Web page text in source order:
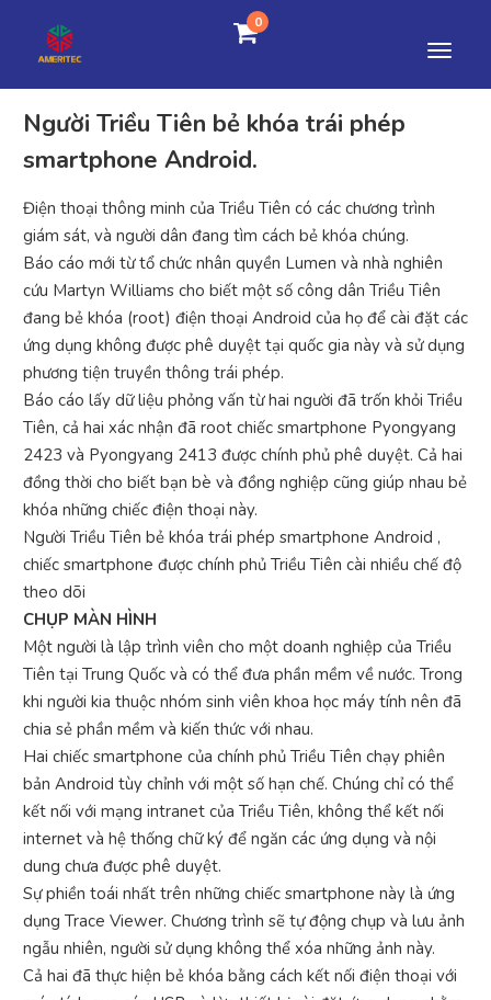
0
Người Triều Tiên bẻ khóa trái phép
smartphone Android.
Điện thoại thông minh của Triều Tiên có các chương trình
giám sát, và người dân đang tìm cách bẻ khóa chúng.
Báo cáo mới từ tổ chức nhân quyền Lumen và nhà nghiên
cứu Martyn Williams cho biết một số công dân Triều Tiên
đang bẻ khóa (root) điện thoại Android của họ để cài đặt các
ứng dụng không được phê duyệt tại quốc gia này và sử dụng
phương tiện truyền thông trái phép.
Báo cáo lấy dữ liệu phỏng vấn từ hai người đã trốn khỏi Triều
Tiên, cả hai xác nhận đã root chiếc smartphone Pyongyang
2423 và Pyongyang 2413 được chính phủ phê duyệt. Cả hai
đồng thời cho biết bạn bè và đồng nghiệp cũng giúp nhau bẻ
khóa những chiếc điện thoại này.
Người Triều Tiên bẻ khóa trái phép smartphone Android ,
chiếc smartphone được chính phủ Triều Tiên cài nhiều chế độ
theo dõi
CHỤP MÀN HÌNH
Một người là lập trình viên cho một doanh nghiệp của Triều
Tiên tại Trung Quốc và có thể đưa phần mềm về nước. Trong
khi người kia thuộc nhóm sinh viên khoa học máy tính nên đã
chia sẻ phần mềm và kiến ​​thức với nhau.
Hai chiếc smartphone của chính phủ Triều Tiên chạy phiên
bản Android tùy chỉnh với một số hạn chế. Chúng chỉ có thể
kết nối với mạng intranet của Triều Tiên, không thể kết nối
internet và hệ thống chữ ký để ngăn các ứng dụng và nội
dung chưa được phê duyệt.
Sự phiền toái nhất trên những chiếc smartphone này là ứng
dụng Trace Viewer. Chương trình sẽ tự động chụp và lưu ảnh
ngẫu nhiên, người sử dụng không thể xóa những ảnh này.
Cả hai đã thực hiện bẻ khóa bằng cách kết nối điện thoại với